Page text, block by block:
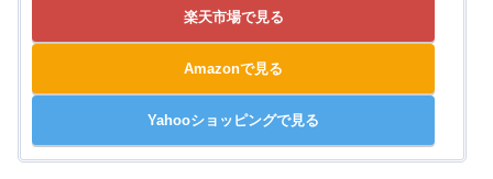
楽天市場で見る
Amazonで見る
Yahooショッピングで見る